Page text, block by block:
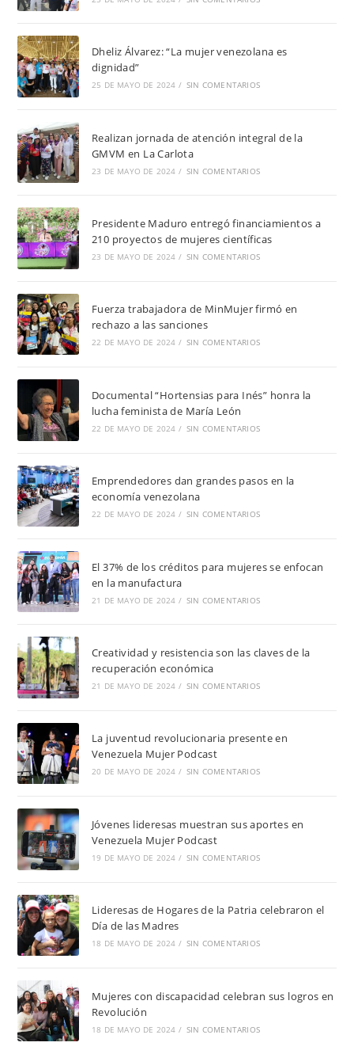
Dheliz Álvarez: “La mujer venezolana es
dignidad”
25 DE MAYO DE 2024 / SIN COMENTARIOS
Realizan jornada de atención integral de la
GMVM en La Carlota
23 DE MAYO DE 2024 / SIN COMENTARIOS
Presidente Maduro entregó financiamientos a
210 proyectos de mujeres científicas
23 DE MAYO DE 2024 / SIN COMENTARIOS
Fuerza trabajadora de MinMujer firmó en
rechazo a las sanciones
22 DE MAYO DE 2024 / SIN COMENTARIOS
Documental “Hortensias para Inés” honra la
lucha feminista de María León
22 DE MAYO DE 2024 / SIN COMENTARIOS
Emprendedores dan grandes pasos en la
economía venezolana
22 DE MAYO DE 2024 / SIN COMENTARIOS
El 37% de los créditos para mujeres se enfocan
en la manufactura
21 DE MAYO DE 2024 / SIN COMENTARIOS
Creatividad y resistencia son las claves de la
recuperación económica
21 DE MAYO DE 2024 / SIN COMENTARIOS
La juventud revolucionaria presente en
Venezuela Mujer Podcast
20 DE MAYO DE 2024 / SIN COMENTARIOS
Jóvenes lideresas muestran sus aportes en
Venezuela Mujer Podcast
19 DE MAYO DE 2024 / SIN COMENTARIOS
Lideresas de Hogares de la Patria celebraron el
Día de las Madres
18 DE MAYO DE 2024 / SIN COMENTARIOS
Mujeres con discapacidad celebran sus logros en
Revolución
18 DE MAYO DE 2024 / SIN COMENTARIOS